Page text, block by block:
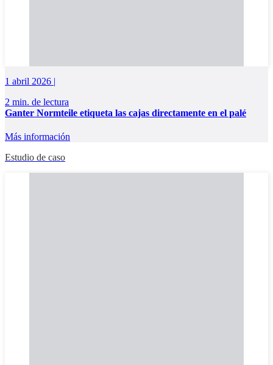
1 abril 2026 |
2 min. de lectura
Ganter Normteile etiqueta las cajas directamente en el palé
Más información
Estudio de caso